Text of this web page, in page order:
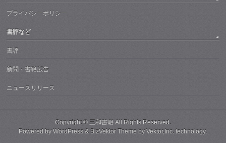
プライバシーポリシー
書評など
書評
新聞・書籍広告
ニュースリリース
Copyright © 三和書籍All Rights Reserved.
Powered byWordPress & BizVektor Theme byVektor,Inc. technology.